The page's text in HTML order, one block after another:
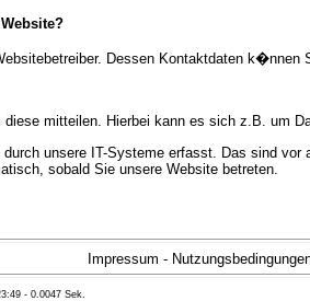
Dessen Kontaktdaten k�nnen
mitteilen. Hierbei kann es sich z.B. um
unsere IT-Systeme erfasst. Das sind
sobald Sie unsere Website betreten.
der Website zu gew�hrleisten. Andere
Impressum -
- 0.0047 Sek.